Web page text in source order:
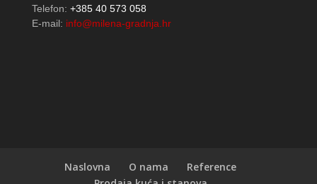
Telefon: +385 40 573 058
E-mail: info@milena-gradnja.hr
Naslovna O nama
Reference